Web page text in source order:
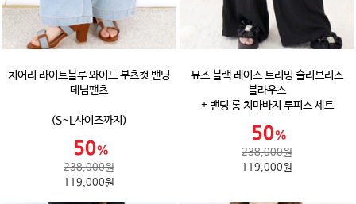
치어리 라이트블루 와이드 부츠컷 밴딩
데님팬츠
(S~L사이즈까지)
238,000원
119,000원
뮤즈 블랙 레이스 트리밍 슬리브리스
블라우스
+ 밴딩 롱 치마바지 투피스 세트
238,000원
119,000원